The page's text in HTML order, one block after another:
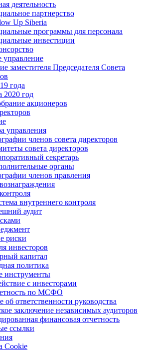
деятельность
партнерство
Up Siberia
программы для персонала
инвестиции
управление
заместителя Председателя Совета
года
2020 год
акционеров
управления
членов совета директоров
совета директоров
секретарь
органы
членов правления
внутреннего контроля
аудит
риски
инвесторов
капитал
политика
инструменты
с инвеcторами
по МСФО
об ответственности руководства
заключение независимых аудиторов
финансовая отчетность
ссылки
Cookie